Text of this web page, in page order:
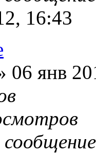
16:43
06 янв